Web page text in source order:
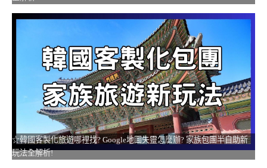
☆韓國客製化旅遊哪裡找? Google地圖失靈怎麼辦? 家族包團半自助新
玩法全解析!